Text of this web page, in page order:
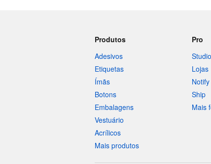
Produtos
Adesivos
Etiquetas
Ímãs
Botons
Embalagens
Vestuário
Acrílicos
Mais produtos
Pro
Studio
Lojas
Notify
Ship
Mais